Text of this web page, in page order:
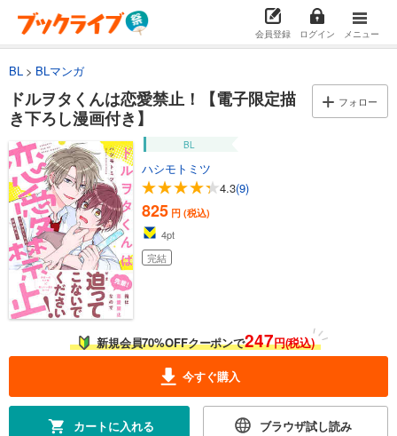
会員登録 ログイン メニュー
BL BLマンガ
ドルヲタくんは恋愛禁止！【電子限定描
き下ろし漫画付き】
フォロー
BL
ハシモトミツ
4.3(9)
825 円 (税込)
4pt
完結
新規会員70%OFFクーポンで247円(税込)
今すぐ購入
カートに入れる ブラウザ試し読み